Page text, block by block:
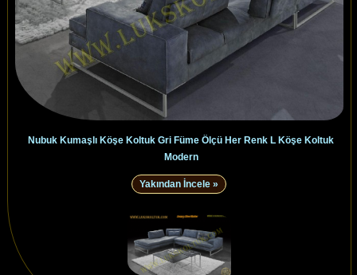
Nubuk Kumaşlı Köşe Koltuk Gri Füme Ölçü Her Renk L Köşe Koltuk
Modern
Yakından İncele »